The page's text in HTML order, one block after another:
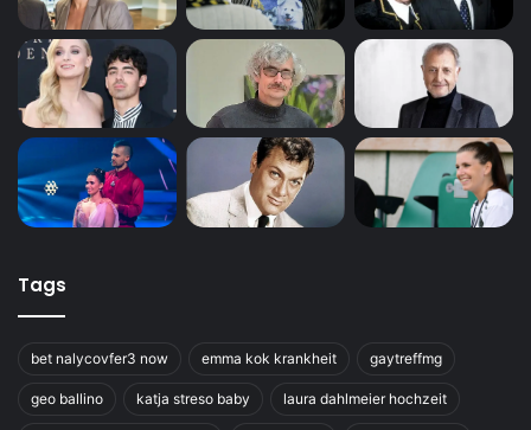
Tags
bet nalycovfer3 now emma kok krankheit gaytreffmg
geo ballino katja streso baby laura dahlmeier hochzeit